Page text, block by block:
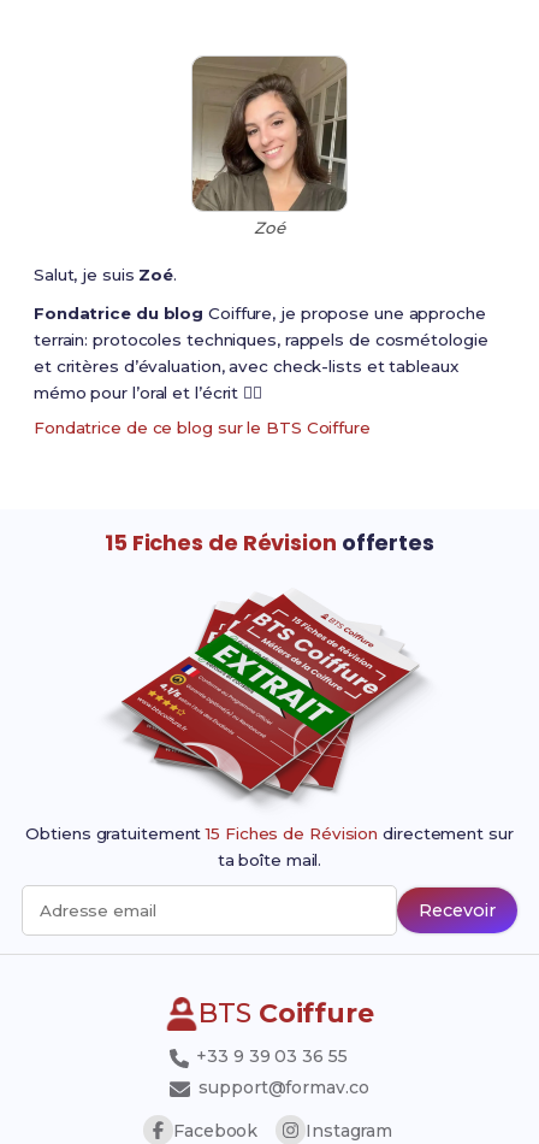
Zoé
Salut, je suis Zoé.
Fondatrice du blog Coiffure, je propose une approche
terrain: protocoles techniques, rappels de cosmétologie
et critères d’évaluation, avec check-lists et tableaux
mémo pour l’oral et l’écrit 💇‍♀️
Fondatrice de ce blog sur le BTS Coiffure
15 Fiches de Révision offertes
Obtiens gratuitement15 Fiches de Révision directement sur
ta boîte mail.
Adresse email Recevoir
BTS Coiffure
+33 9 39 03 36 55
support@formav.co
Facebook
Instagram